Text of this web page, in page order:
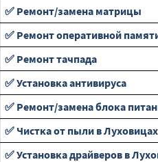
✅ Ремонт/замена матрицы
✅ Ремонт оперативной
✅ Ремонт тачпада
✅ Установка антивируса
✅ Ремонт/замена блока
✅ Чистка от пыли в Луховицах
✅ Установка драйверов в